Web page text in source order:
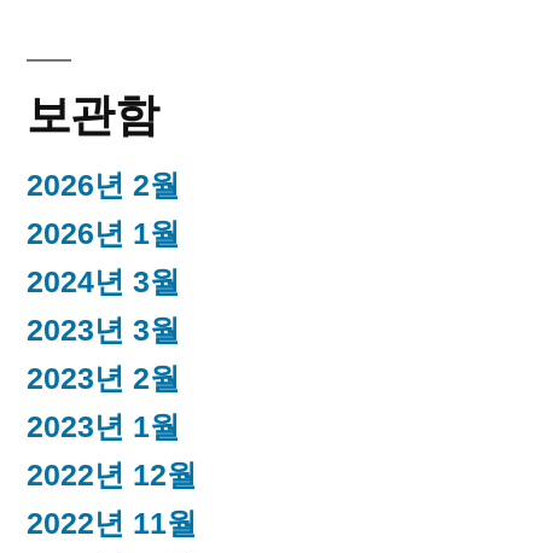
보관함
2026년 2월
2026년 1월
2024년 3월
2023년 3월
2023년 2월
2023년 1월
2022년 12월
2022년 11월